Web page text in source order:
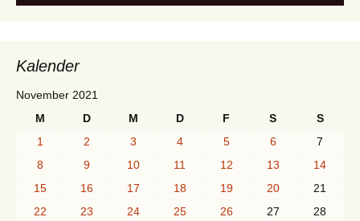
Kalender
November 2021
M
D M D F S
S
1
2 3 4 5 6
7
8
9 10 11 12 13
14
15
16 17 18 19 20
21
22
23 24 25 26 27
28